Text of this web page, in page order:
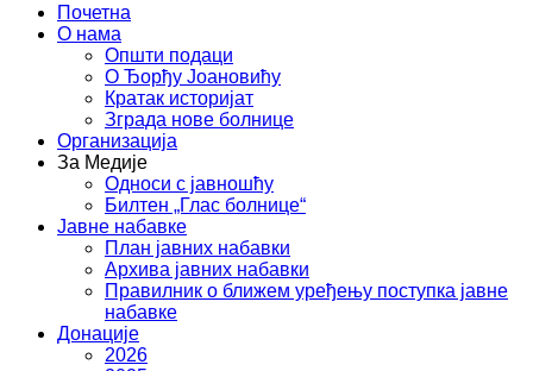
Почетна
О нама
Општи подаци
О Ђорђу Јоановићу
Кратак историјат
Зграда нове болнице
Организација
За Медије
Односи с јавношћу
Билтен „Глас болнице“
Јавне набавке
План јавних набавки
Архива јавних набавки
Правилник о ближем уређењу поступка јавне
набавке
Донације
2026